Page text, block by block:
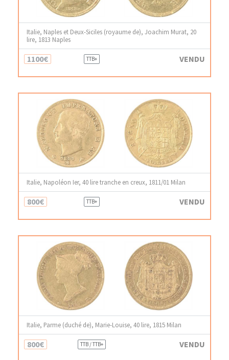
Italie, Naples et Deux-Siciles (royaume de), Joachim Murat, 20
lire, 1813 Naples
1100€ TTB+ VENDU
Italie, Napoléon Ier, 40 lire tranche en creux, 1811/01 Milan
800€ TTB+ VENDU
Italie, Parme (duché de), Marie-Louise, 40 lire, 1815 Milan
800€ TTB / TTB+ VENDU